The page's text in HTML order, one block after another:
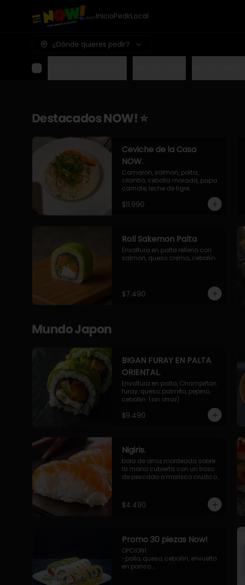
InicioPedirLocal
¿Dónde quieres pedir?
Destacados NOW! ⭐
Ceviche de la Casa
NOW.
Camaron, salmon, palta,
cilantro, cebolla morada, papa
camote, leche de tigre.
$11.990
Roll Sakemon Palta
Envoltura en palta relleno con
salmon, queso crema, cebollin.
$7.490
Mundo Japon
BIGAN FURAY EN PALTA
ORIENTAL.
Envoltura en palta, Champiñon
furay, queso, palmito, pepino,
cebollin. (sin arroz)
$9.490
Nigiris.
bola de arroz moldeada sobre
la mano cubierta con un trozo
de pescado o marisco crudo o
$4.490
Promo 30 piezas Now!
OPCION1:
-pollo, queso, cebollin, envuelto
en panco.